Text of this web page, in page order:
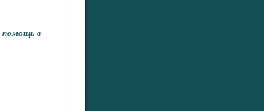
помощь в